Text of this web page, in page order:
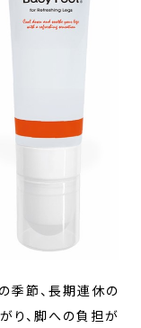
季節、長期連休の
り、脚への負担が